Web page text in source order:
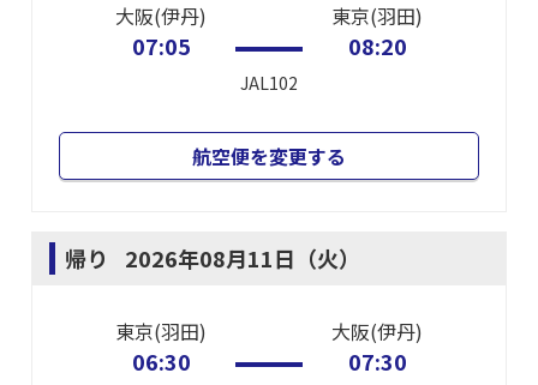
大阪(伊丹)
07:05
JAL102
東京(羽田)
08:20
航空便を変更する
帰り 2026年08月11日（火）
東京(羽田)
06:30
大阪(伊丹)
07:30